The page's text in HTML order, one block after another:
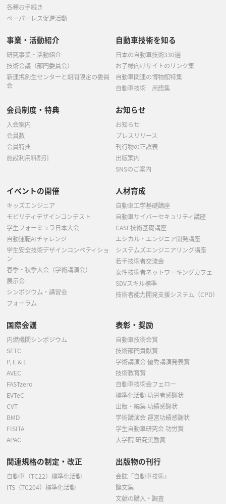
各種お手続き
ペーパーレス促進活動
事業・活動紹介
研究事業・活動紹介
技術会議（部門委員会）
新連携創生センターと期間限定の委員
会
自動車技術を知る
日本の自動車技術330選
お子様向けサイトのリンク集
自動車関連の博物館特集
自動車技術 用語集
会員制度・特典
入会案内
会員数
会員特典
施設利用料割引
お知らせ
お知らせ
プレスリリース
刊行物の正誤表
出版案内
SNSのご案内
イベントの開催
キッズエンジニア
モビリティデザインコンテスト
学生フォーミュラ日本大会
自動運転AIチャレンジ
学生安全技術デザインコンペティショ
ン
春季・秋季大会（学術講演会）
展示会
シンポジウム・講習会
フォーラム
人材育成
自動車工学基礎講座
自動車サイバーセキュリティ講座
CASE技術基礎講座
エシカル・エンジニア開発講座
システムズエンジニアリング講座
若手技術者交流会
女性技術者ネットワーキングカフェ
SDVスキル標準
技術者能力開発支援システム（CPD）
国際会議
内燃機関シンポジウム
SETC
P, E & L
AVEC
FASTzero
EVTeC
CVT
BMD
FISITA
APAC
表彰・奨励
自動車技術会賞
技術部門貢献賞
学術講演会 優秀講演発表賞
技術教育賞
自動車技術会フェロー
標準化活動 功労者感謝状
出版・編集 功績感謝状
学術講演会 運営功績感謝状
学生自動車研究会 功労賞
大学院 研究奨励賞
関連規格の制定・改正
自動車（TC22）標準化活動
ITS（TC204）標準化活動
出版物の刊行
会誌「自動車技術」
論文集
文献の購入・調査